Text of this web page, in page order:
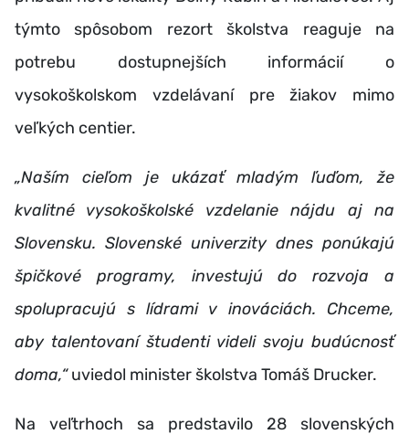
týmto spôsobom rezort školstva reaguje na
potrebu dostupnejších informácií o
vysokoškolskom vzdelávaní pre žiakov mimo
veľkých centier.
„Naším cieľom je ukázať mladým ľuďom, že
kvalitné vysokoškolské vzdelanie nájdu aj na
Slovensku. Slovenské univerzity dnes ponúkajú
špičkové programy, investujú do rozvoja a
spolupracujú s lídrami v inováciách. Chceme,
aby talentovaní študenti videli svoju budúcnosť
doma,“uviedol minister školstva Tomáš Drucker.
Na veľtrhoch sa predstavilo 28 slovenských